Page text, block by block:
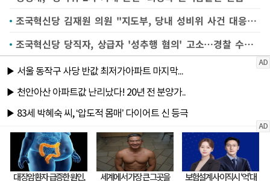
조국혁신당 김재원 의원 "지도부, 당내 성비위 사건 대응 소극적"
조국혁신당 당직자, 상급자 '성추행 혐의' 고소…경찰 수사 착수